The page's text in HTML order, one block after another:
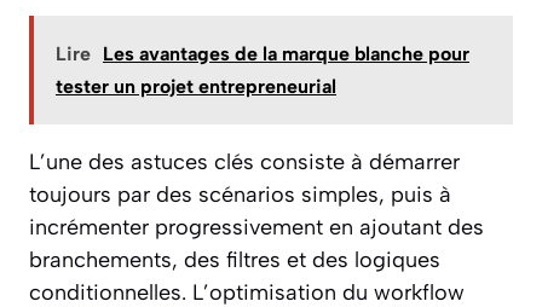
Lire Les avantages de la marque blanche pour
tester un projet entrepreneurial
L’une des astuces clés consiste à démarrer
toujours par des scénarios simples, puis à
incrémenter progressivement en ajoutant des
branchements, des filtres et des logiques
conditionnelles. L’optimisation du workflow